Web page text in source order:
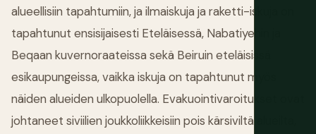
alueellisiin tapahtumiin, ja ilmaiskuja ja raketti-iskuja on
tapahtunut ensisijaisesti Eteläisessä, Nabatiyehin ja
Beqaan kuvernoraateissa sekä Beiruin eteläisissä
esikaupungeissa, vaikka iskuja on tapahtunut myös
näiden alueiden ulkopuolella. Evakuointivaroitukset ovat
johtaneet siviilien joukkoliikkeisiin pois kärsiviltä alueilta,